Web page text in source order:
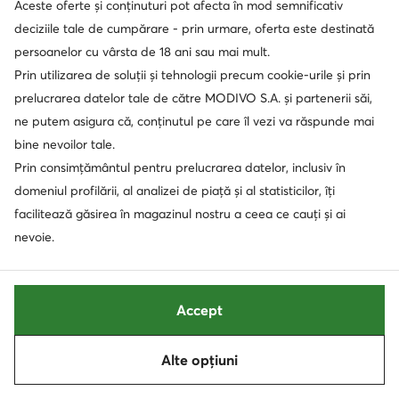
durata termenului de prescripție prevăzut de dispozițiile
legale, în special de Codul civil, sau în vederea altor
scopuri care decurg din realizarea intereselor noastre
legitime. În fiecare caz prevalează termenul mai lung de
stocare a datelor cu caracter personal.
Informațiile privind destinatarii datelor cu caracter
personal sunt descrise detaliat la punctul VIII al
prezentei Politici.
Informațiile privind o eventuală transferare a datelor
dumneavoastră cu caracter personal către state terțe
(din afara Spațiului Economic European) sunt descrise
Drepturile care vă revin în legătură cu prelucrarea
datelor dumneavoastră cu caracter personal sunt
descrise detaliat la punctul XI al prezentei Politici.
Aceste oferte și conținuturi pot afecta în mod semnificativ
deciziile tale de cumpărare - prin urmare, oferta este destinată
persoanelor cu vârsta de 18 ani sau mai mult.
Prin utilizarea de soluții și tehnologii precum cookie-urile și prin
prelucrarea datelor tale de către MODIVO S.A. și partenerii săi,
ne putem asigura că, conținutul pe care îl vezi va răspunde mai
bine nevoilor tale.
Prin consimțământul pentru prelucrarea datelor, inclusiv în
domeniul profilării, al analizei de piață și al statisticilor, îți
facilitează găsirea în magazinul nostru a ceea ce cauți și ai
nevoie.
Alte opțiuni
Accept